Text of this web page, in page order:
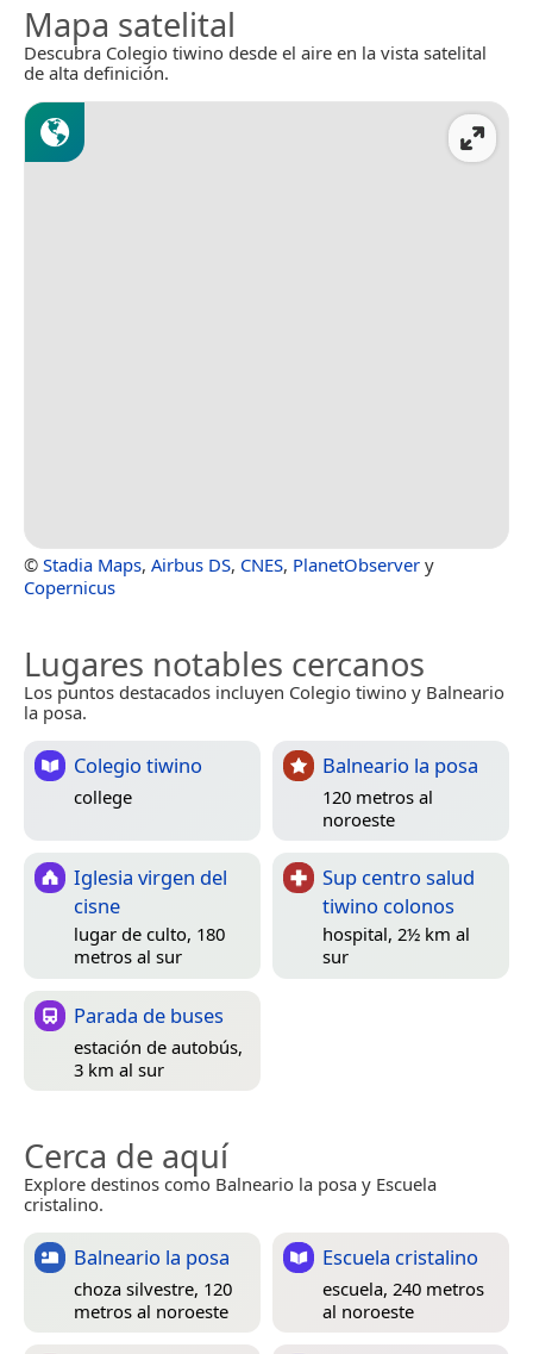
Mapa satelital
Descubra Colegio tiwino desde el aire en la vista satelital
de alta definición.
© Stadia Maps, Airbus DS, CNES, PlanetObserver y
Copernicus
Lugares notables cercanos
Los puntos destacados incluyen Colegio tiwino y Balneario
la posa.
Colegio tiwino
college
Balneario la posa
120 metros al
noroeste
Iglesia virgen del
cisne
lugar de culto, 180
metros al sur
Sup centro salud
tiwino colonos
hospital, 2½ km al
sur
Parada de buses
estación de autobús,
3 km al sur
Cerca de aquí
Explore destinos como Balneario la posa y Escuela
cristalino.
Balneario la posa
choza silvestre, 120
metros al noroeste
Escuela cristalino
escuela, 240 metros
al noroeste